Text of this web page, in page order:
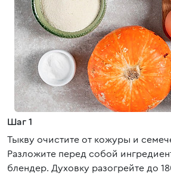
Шаг 1
Тыкву очистите от кожуры и
Разложите перед собой
блендер. Духовку разогрейте до